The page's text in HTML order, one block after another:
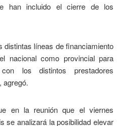
han incluido el cierre de los
distintas líneas de financiamiento
nacional como provincial para
los distintos prestadores
agregó.
en la reunión que el viernes
se analizará la posibilidad elevar